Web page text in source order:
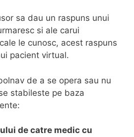
sa dau un raspuns unui
si ale carui
le cunosc, acest raspuns
pacient virtual.
de a se opera sau nu
stabileste pe baza
de catre medic cu